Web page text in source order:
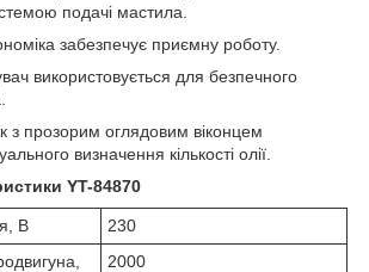
подачі мастила.
забезпечує приємну роботу.
використовується для безпечного
з прозорим оглядовим віконцем
визначення кількості олії.
YT-84870
В
230
2000